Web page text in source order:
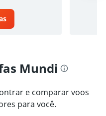
Mundi
e comparar voos
para você.